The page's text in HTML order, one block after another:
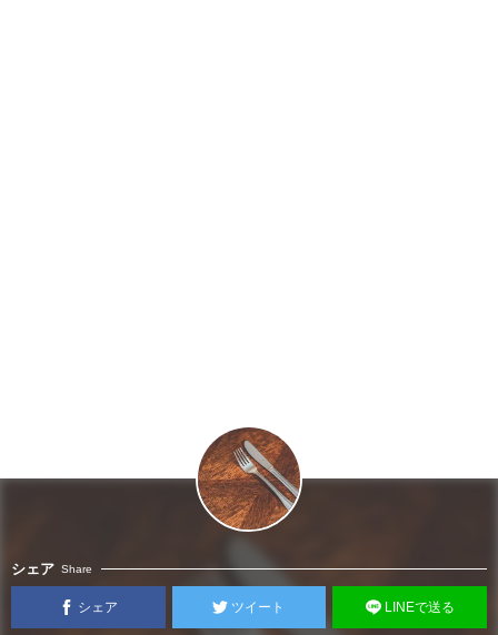
シェア Share
シェア ツイート LINEで送る